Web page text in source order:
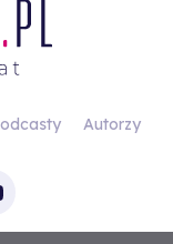
Autorzy